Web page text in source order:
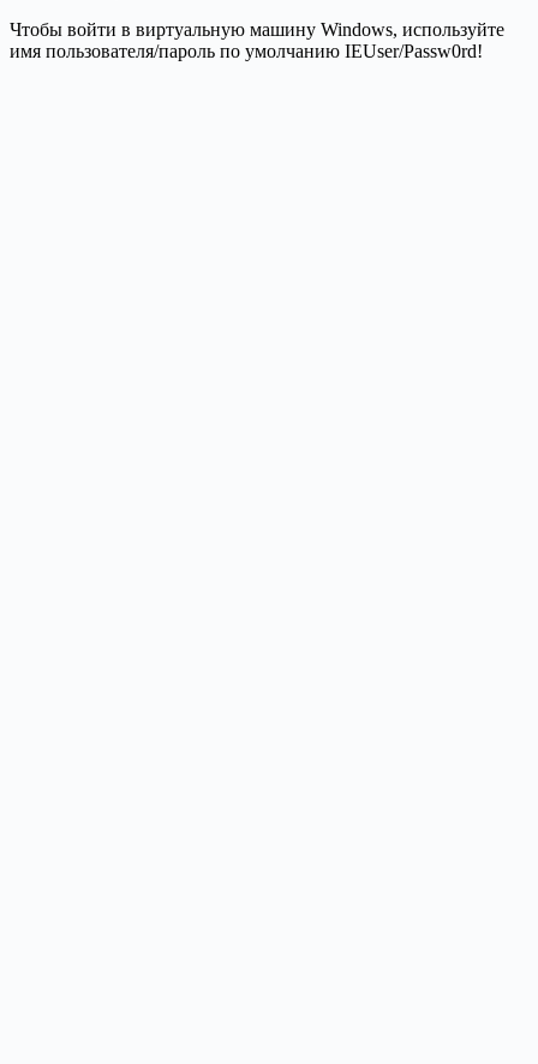
Чтобы войти в виртуальную машину Windows, используйте
имя пользователя/пароль по умолчанию IEUser/Passw0rd!